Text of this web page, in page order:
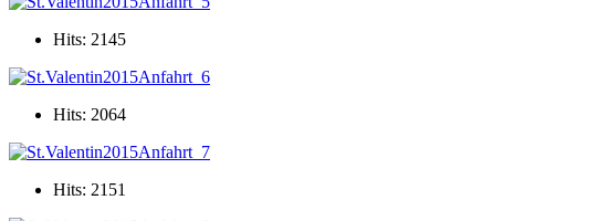
Hits: 2145
Hits: 2064
Hits: 2151